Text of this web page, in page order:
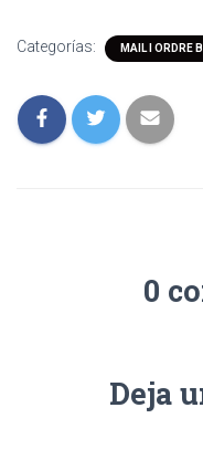
Categorías: MAIL I ORDRE
0
Deja